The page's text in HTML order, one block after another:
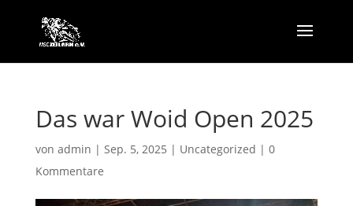
Das war Woid Open 2025
von admin | Sep. 5, 2025 | Uncategorized | 0
Kommentare